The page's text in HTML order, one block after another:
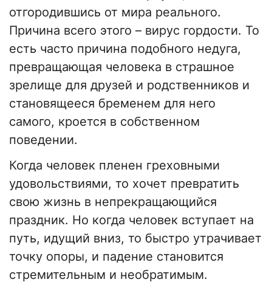
отгородившись от мира реального.
Причина всего этого – вирус гордости. То
есть часто причина подобного недуга,
превращающая человека в страшное
зрелище для друзей и родственников и
становящееся бременем для него
самого, кроется в собственном
поведении.
Когда человек пленен греховными
удовольствиями, то хочет превратить
свою жизнь в непрекращающийся
праздник. Но когда человек вступает на
путь, идущий вниз, то быстро утрачивает
точку опоры, и падение становится
стремительным и необратимым.